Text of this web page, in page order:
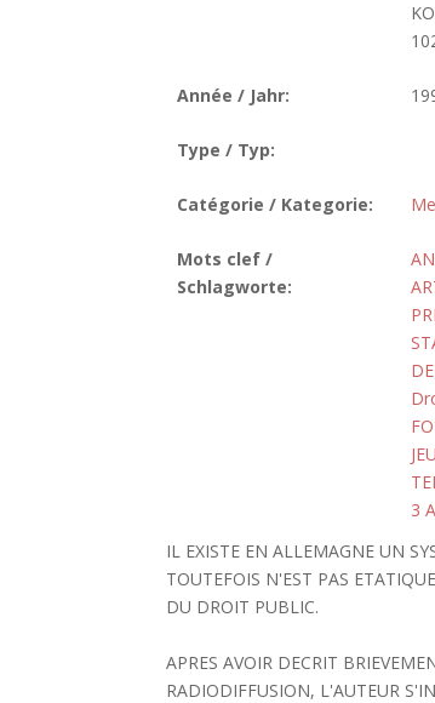
Année / Jahr:
Type / Typ:
Catégorie / Kategorie:
Mots clef /
Schlagworte:
3
IL EXISTE EN ALLEMAGNE UN
TOUTEFOIS N'EST PAS
DU DROIT PUBLIC.
APRES AVOIR DECRIT
RADIODIFFUSION, L'AUTEUR